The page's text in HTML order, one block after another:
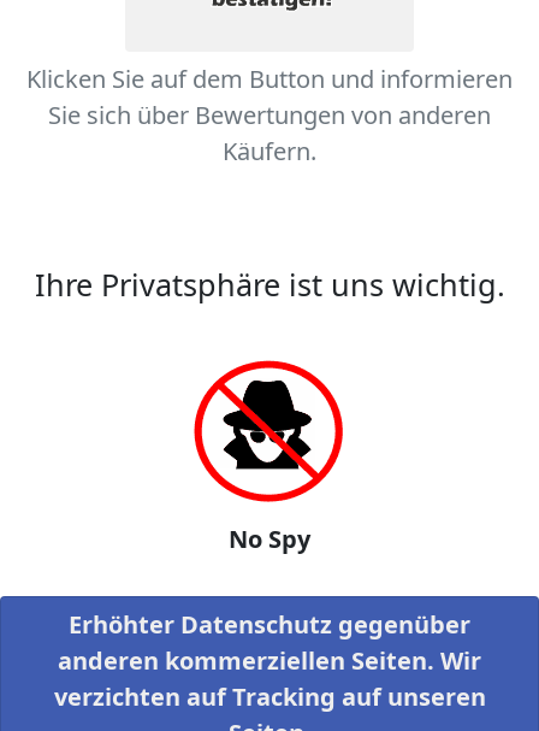
Klicken Sie auf dem Button und informieren
Sie sich über Bewertungen von anderen
Käufern.
Ihre Privatsphäre ist uns wichtig.
No Spy
Erhöhter Datenschutz gegenüber
anderen kommerziellen Seiten. Wir
verzichten auf Tracking auf unseren